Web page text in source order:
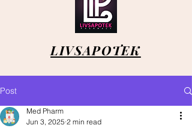
LIVSAPOTEK
Post
Med Pharm
Jun 3, 2025 2 min read